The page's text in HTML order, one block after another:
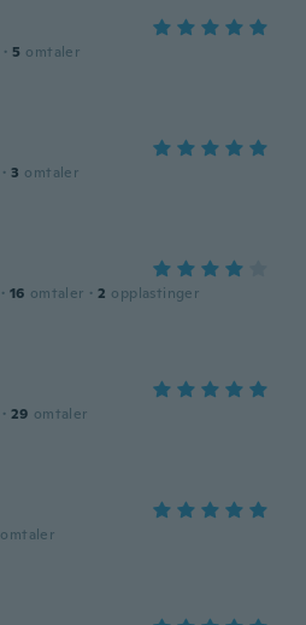
· 5 omtaler
· 3 omtaler
· 16 omtaler · 2 opplastinger
· 29 omtaler
omtaler